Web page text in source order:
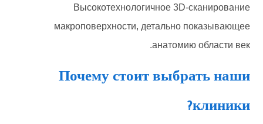
Высокотехнологичное 3D-сканирование
макроповерхности, детально показывающее
анатомию области век.
Почему стоит выбрать наши
клиники?